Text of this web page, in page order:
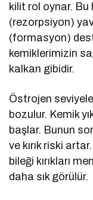
kilit rol oynar. Bu
(rezorpsiyon)
(formasyon)
kemiklerimizin
kalkan gibidir.
Östrojen
bozulur. Kemik
başlar. Bunun
ve kırık riski
bileği kırıkları
daha sık görülür.